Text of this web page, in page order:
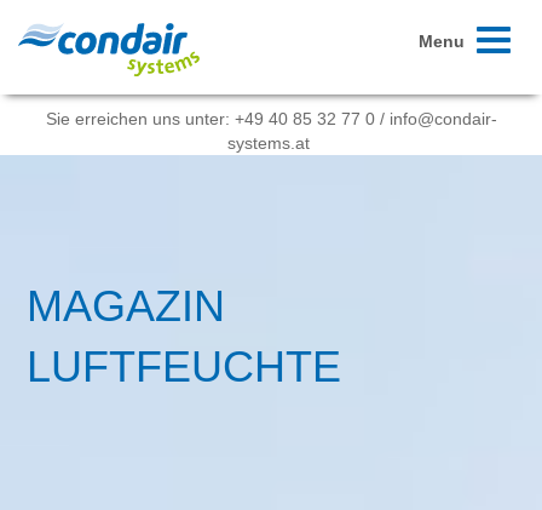
Toggle
Menu
Sie erreichen uns unter: +49 40 85 32 77 0/ info@condair-
systems.at
MAGAZIN
LUFTFEUCHTE